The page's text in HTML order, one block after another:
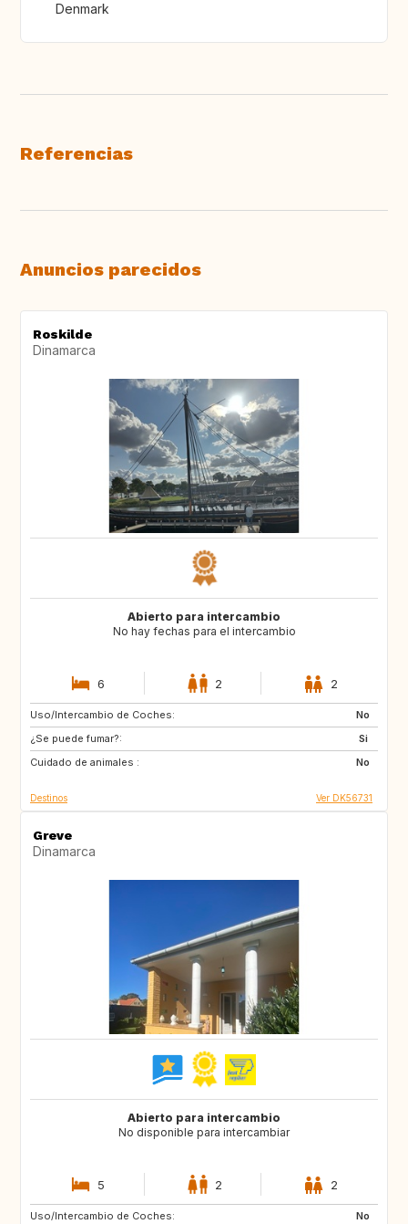
Denmark
Referencias
Anuncios parecidos
Roskilde
Dinamarca
Abierto para intercambio
No hay fechas para el intercambio
6 2 2
Uso/Intercambio de Coches:
No
¿Se puede fumar?:
Si
Cuidado de animales :
No
SE
IT
FR
Destinos Ver DK56731
Greve
Dinamarca
Abierto para intercambio
No disponible para intercambiar
5 2 2
Uso/Intercambio de Coches:
No
CH